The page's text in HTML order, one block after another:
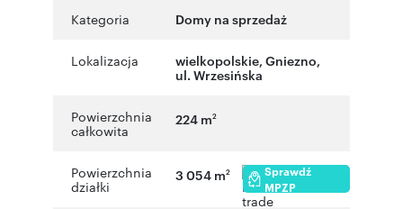
Kategoria Domy na sprzedaż
Lokalizacja wielkopolskie, Gniezno,
ul. Wrzesińska
Powierzchnia
całkowita
224 m2
Powierzchnia
działki
3 054 m2
Sprawdź
MPZP